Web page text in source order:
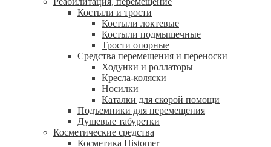
Костыли и трости
Костыли локтевые
Костыли подмышечные
Трости опорные
Средства перемещения и переноски
Ходунки и роллаторы
Кресла-коляски
Носилки
Каталки для скорой помощи
Подъемники для перемещения
Душевые табуретки
Косметические средства
Косметика Histomer